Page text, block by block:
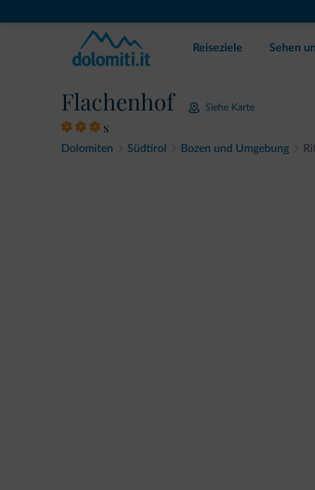
Reiseziele Sehen
Flachenhof Siehe Karte
s
Dolomiten Südtirol Bozen und Umgebung